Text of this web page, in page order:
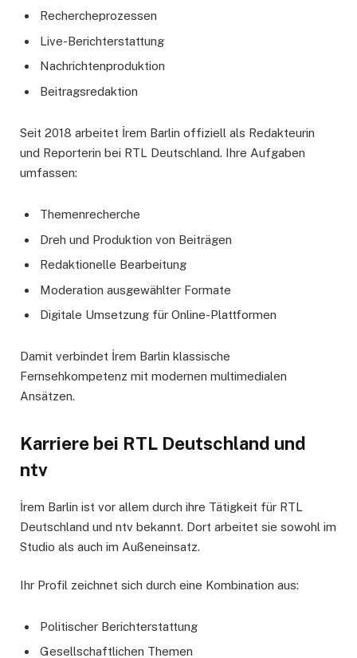
Rechercheprozessen
Live-Berichterstattung
Nachrichtenproduktion
Beitragsredaktion
Seit 2018 arbeitet İrem Barlin offiziell als Redakteurin
und Reporterin bei RTL Deutschland. Ihre Aufgaben
umfassen:
Themenrecherche
Dreh und Produktion von Beiträgen
Redaktionelle Bearbeitung
Moderation ausgewählter Formate
Digitale Umsetzung für Online-Plattformen
Damit verbindet İrem Barlin klassische
Fernsehkompetenz mit modernen multimedialen
Ansätzen.
Karriere bei RTL Deutschland und
ntv
İrem Barlin ist vor allem durch ihre Tätigkeit für RTL
Deutschland und ntv bekannt. Dort arbeitet sie sowohl im
Studio als auch im Außeneinsatz.
Ihr Profil zeichnet sich durch eine Kombination aus:
Politischer Berichterstattung
Gesellschaftlichen Themen